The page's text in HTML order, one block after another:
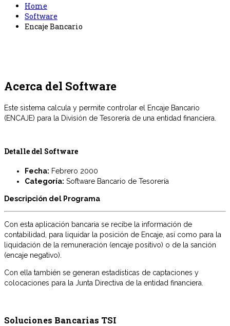
Home
Software
Encaje Bancario
Acerca del Software
Este sistema calcula y permite controlar el Encaje Bancario
(ENCAJE) para la División de Tesorería de una entidad financiera.
Detalle del Software
Fecha: Febrero 2000
Categoría: Software Bancario de Tesorería
Descripción del Programa
Con esta aplicación bancaria se recibe la información de
contabilidad, para liquidar la posición de Encaje, así como para la
liquidación de la remuneración (encaje positivo) o de la sanción
(encaje negativo).
Con ella también se generan estadísticas de captaciones y
colocaciones para la Junta Directiva de la entidad financiera.
Soluciones Bancarias TSI